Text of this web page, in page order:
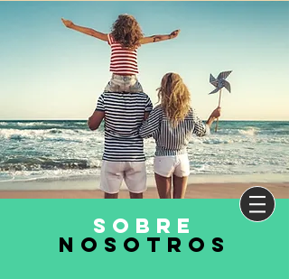
sobre
nosotros